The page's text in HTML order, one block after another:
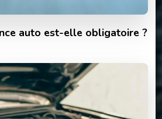
auto est-elle obligatoire ?